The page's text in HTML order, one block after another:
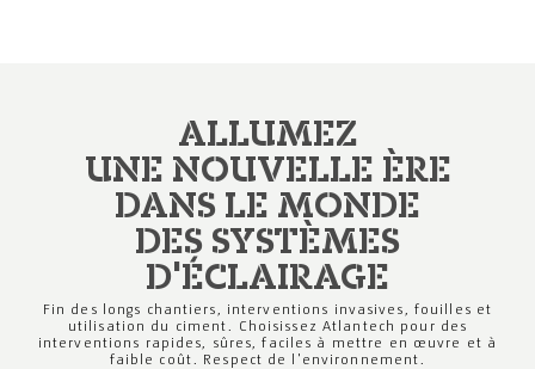
ALLUMEZ
UNE NOUVELLE ÈRE
DANS LE MONDE
DES SYSTÈMES
D'ÉCLAIRAGE
Fin des longs chantiers, interventions invasives, fouilles et
utilisation du ciment.
Choisissez Atlantech pour des
interventions rapides, sûres, faciles à mettre en œuvre et à
faible coût.
Respect de l'environnement.